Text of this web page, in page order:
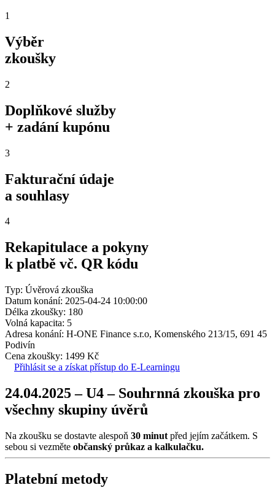
1
Výběr
zkoušky
2
Doplňkové služby
+ zadání kupónu
3
Fakturační údaje
a souhlasy
4
Rekapitulace a pokyny
k platbě vč. QR kódu
Typ: Úvěrová zkouška
Datum konání: 2025-04-24 10:00:00
Délka zkoušky: 180
Volná kapacita: 5
Adresa konání: H-ONE Finance s.r.o, Komenského 213/15, 691 45
Podivín
Cena zkoušky: 1499 Kč
Přihlásit se a získat přístup do E-Learningu
24.04.2025 – U4 – Souhrnná zkouška pro
všechny skupiny úvěrů
Na zkoušku se dostavte alespoň 30 minut před jejím začátkem. S
sebou si vezměte občanský průkaz a kalkulačku.
Platební metody